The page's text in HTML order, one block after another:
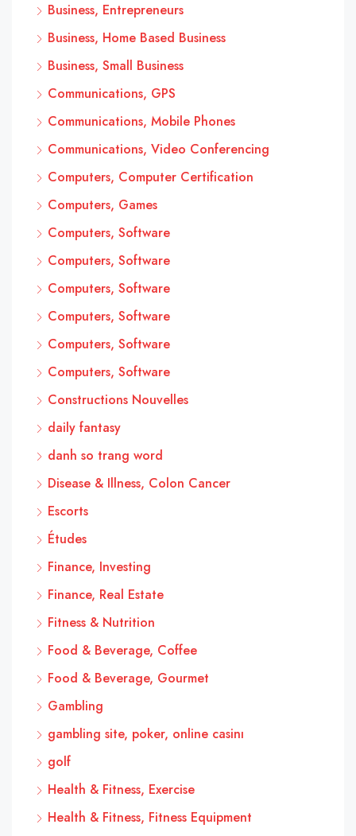
Business, Entrepreneurs
Business, Home Based Business
Business, Small Business
Communications, GPS
Communications, Mobile Phones
Communications, Video Conferencing
Computers, Computer Certification
Computers, Games
Computers, Software
Computers, Software
Computers, Software
Computers, Software
Computers, Software
Computers, Software
Constructions Nouvelles
daily fantasy
danh so trang word
Disease & Illness, Colon Cancer
Escorts
Études
Finance, Investing
Finance, Real Estate
Fitness & Nutrition
Food & Beverage, Coffee
Food & Beverage, Gourmet
Gambling
gambling site, poker, online casinı
golf
Health & Fitness, Exercise
Health & Fitness, Fitness Equipment